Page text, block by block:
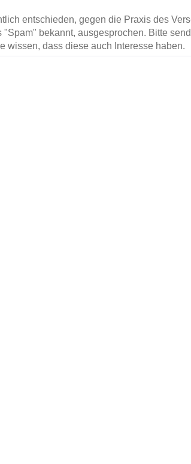
entschieden, gegen die Praxis des
"Spam" bekannt, ausgesprochen. Bitte
wissen, dass diese auch Interesse haben.